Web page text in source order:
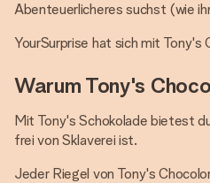
Abenteuerlicheres suchst (wie
YourSurprise hat sich mit Tony's
Warum Tony's
Mit Tony's Schokolade bietest
frei von Sklaverei ist.
Jeder Riegel von Tony's